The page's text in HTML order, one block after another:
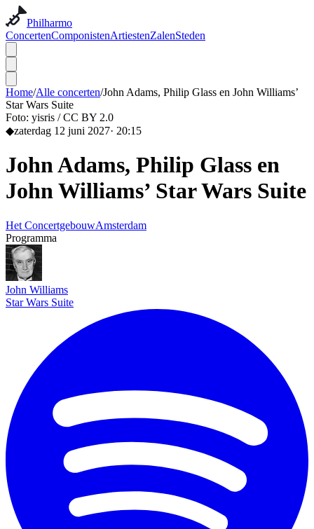
Philharmo
ConcertenComponistenArtiestenZalenSteden
Home/Alle concerten/John Adams, Philip Glass en John Williams’
Star Wars Suite
Foto: yisris / CC BY 2.0
◆zaterdag 12 juni 2027· 20:15
John Adams, Philip Glass en
John Williams’ Star Wars Suite
Het ConcertgebouwAmsterdam
Programma
John Williams
Star Wars Suite